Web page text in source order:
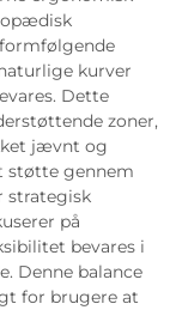
kurver
Dette
zoner,
jævnt og
støtte gennem
strategisk
på
bevares i
Denne balance
for brugere at